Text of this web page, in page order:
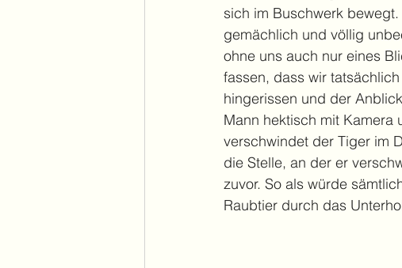
sich im Buschwerk
gemächlich und völlig
ohne uns auch nur eines
fassen, dass wir
hingerissen und der
Mann hektisch mit Kamera
verschwindet der Tiger im
die Stelle, an der er
zuvor. So als würde
Raubtier durch das